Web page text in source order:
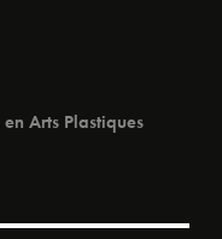
en Arts Plastiques